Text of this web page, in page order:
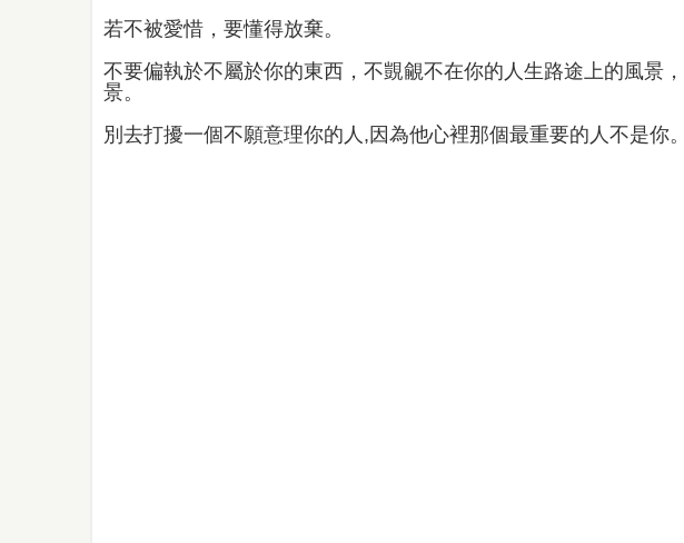
若不被愛惜，要懂得放棄。
不要偏執於不屬於你的東西，不覬覦不在你的人生路途上的風景
景。
別去打擾一個不願意理你的人,因為他心裡那個最重要的人不是你